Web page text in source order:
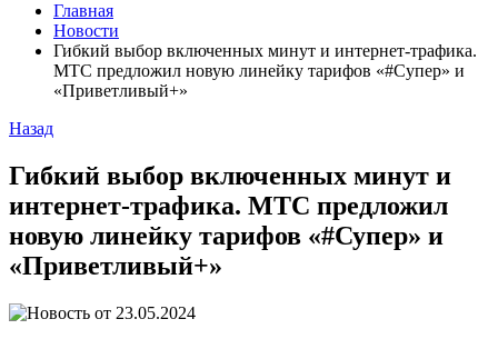
Главная
Новости
Гибкий выбор включенных минут и интернет-трафика.
МТС предложил новую линейку тарифов «#Супер» и
«Приветливый+»
Назад
Гибкий выбор включенных минут и
интернет-трафика. МТС предложил
новую линейку тарифов «#Супер» и
«Приветливый+»
23.05.2024